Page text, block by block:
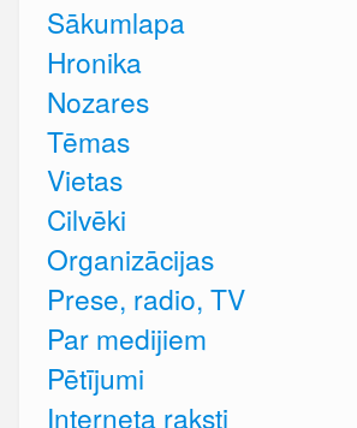
Sākumlapa
Hronika
Nozares
Tēmas
Vietas
Cilvēki
Organizācijas
Prese, radio, TV
Par medijiem
Pētījumi
Interneta raksti